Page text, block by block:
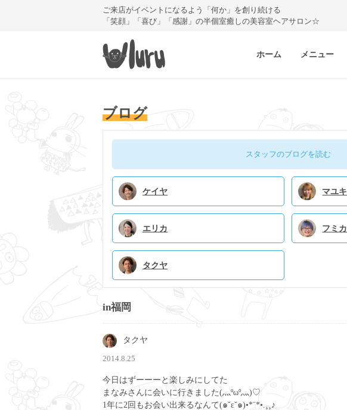
ご来店がイベントになるよう「何か」を創り続ける
「笑顔」「喜び」「感謝」の半個室癒しの美容室ヘアサロン☆
ホーム メニュー
ブログ
スタッフのブログを読む
ケイヤ マユキ
エリカ フミカ
タクヤ
in福岡
タクヤ
2014.8.25
今日はずーーーと楽しみにしてた
まなみさんに会いに行きました(灬ºωº灬)♡
1年に2回もお会い出来るなんて(๑ˇεˇ๑)•*¨*•.¸¸♪